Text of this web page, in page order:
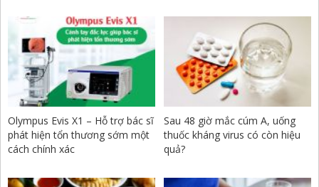
Olympus Evis X1 – Hỗ trợ bác sĩ
phát hiện tổn thương sớm một
cách chính xác
Sau 48 giờ mắc cúm A, uống
thuốc kháng virus có còn hiệu
quả?